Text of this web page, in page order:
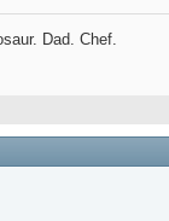
Dad. Chef.